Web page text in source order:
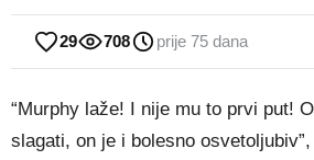
29 708 prije 75 dana
“Murphy laže! I nije mu to prvi put!
slagati, on je i bolesno